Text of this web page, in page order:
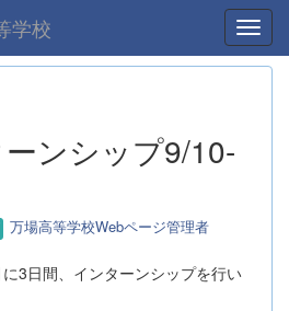
学校
ンシップ9/10-
万場高等学校Webページ管理者
3日間、インターンシップを行い